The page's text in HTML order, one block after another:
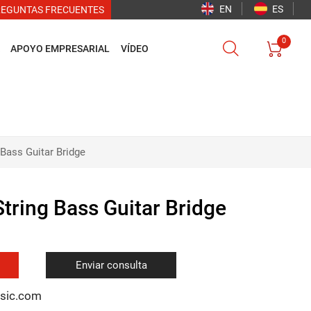
FRECUENTES EN ES
APOYO EMPRESARIAL VÍDEO  
0
Guitar Bridge
Bass Guitar Bridge
Enviar consulta